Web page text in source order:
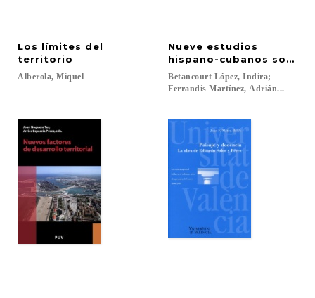
Los límites del
territorio
Alberola, Miquel
Nueve estudios
hispano-cubanos sobre
Betancourt López, Indira;
Ferrandis Martínez, Adrián...